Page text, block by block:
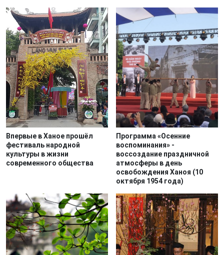
Впервые в Ханое прошёл
фестиваль народной
культуры в жизни
современного общества
Программа «Осенние
воспоминания» -
воссоздание праздничной
атмосферы в день
освобождения Ханоя (10
октября 1954 года)